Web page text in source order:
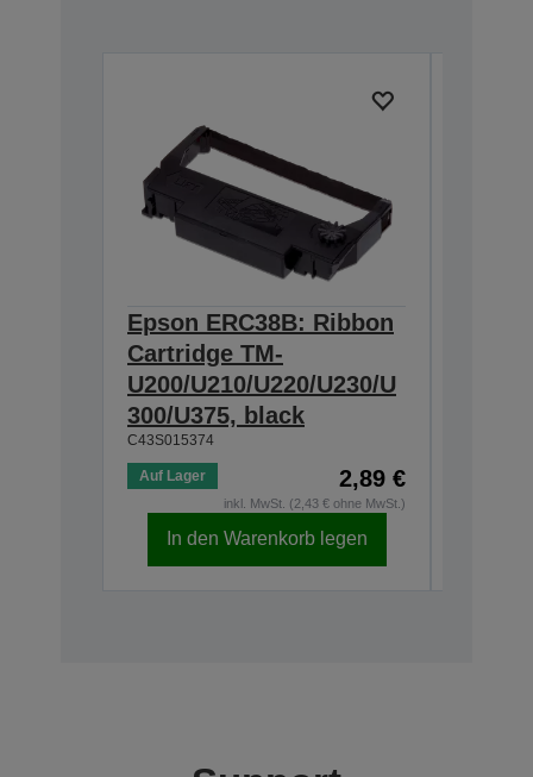
Epson ERC38B: Ribbon
Cartridge TM-
U200/U210/U220/U230/U
300/U375, black
C43S015374
Auf Lager 2,89 €
inkl. MwSt. (2,43 € ohne MwSt.)
In den Warenkorb legen